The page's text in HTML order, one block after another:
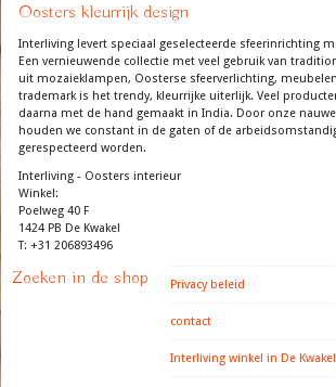
Oosters kleurrijk design
Interliving levert speciaal geselecteerde sfeerinrichting
Een vernieuwende collectie met veel gebruik van
uit mozaieklampen, Oosterse sfeerverlichting,
trademark is het trendy, kleurrijke uiterlijk. Veel
daarna met de hand gemaakt in India. Door onze
houden we constant in de gaten of de
gerespecteerd worden.
Interliving - Oosters interieur
Winkel:
Poelweg 40 F
1424 PB De Kwakel
T: +31 206893496
Zoeken in de shop Privacy beleid
contact
Interliving winkel in De Kwakel